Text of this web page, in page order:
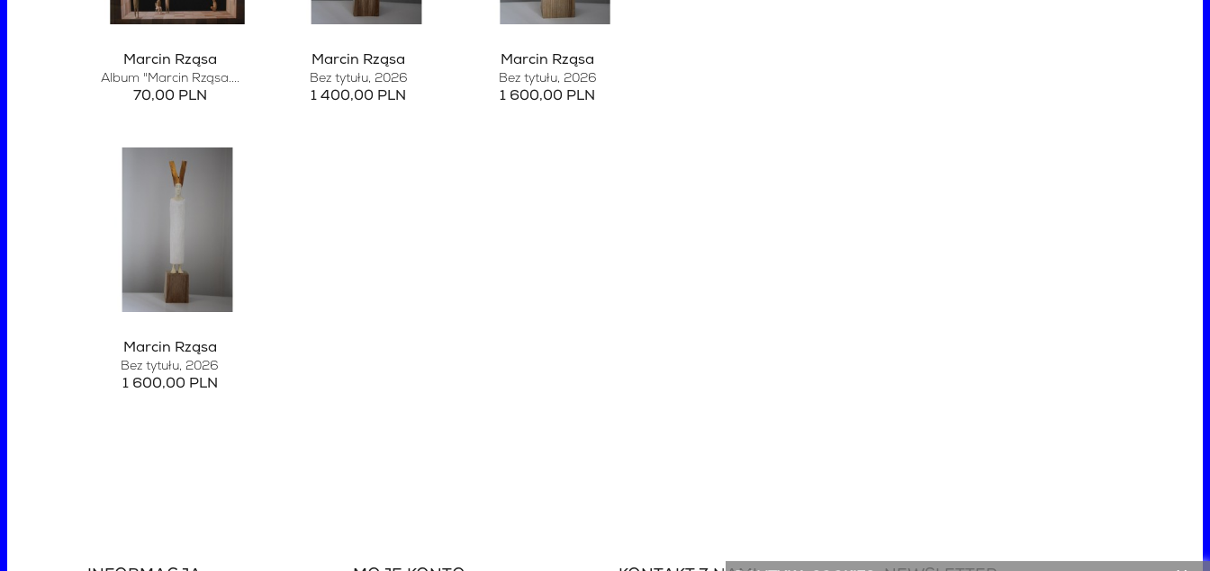
Marcin Rząsa
Album "Marcin Rząsa....
70,00 PLN
Marcin Rząsa
Bez tytułu, 2026
1 400,00 PLN
Marcin Rząsa
Bez tytułu, 2026
1 600,00 PLN
Marcin Rząsa
Bez tytułu, 2026
1 600,00 PLN